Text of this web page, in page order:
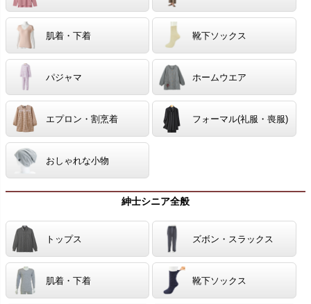
肌着・下着 靴下ソックス
パジャマ ホームウエア
エプロン・割烹着 フォーマル(礼服・喪服)
おしゃれな小物
紳士シニア全般
トップス ズボン・スラックス
肌着・下着 靴下ソックス